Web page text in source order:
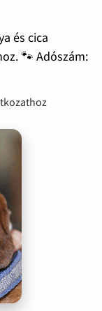
és cica
🐾 Adószám: